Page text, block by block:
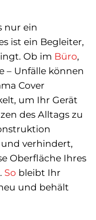
nur ein
ist ein Begleiter,
Ob im Büro,
– Unfälle können
Cover
um Ihr Gerät
des Alltags zu
verhindert,
Oberfläche Ihres
So bleibt Ihr
und behält